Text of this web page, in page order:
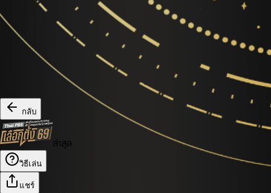
กลับ
ล่าสุด
วิธีเล่น
แชร์